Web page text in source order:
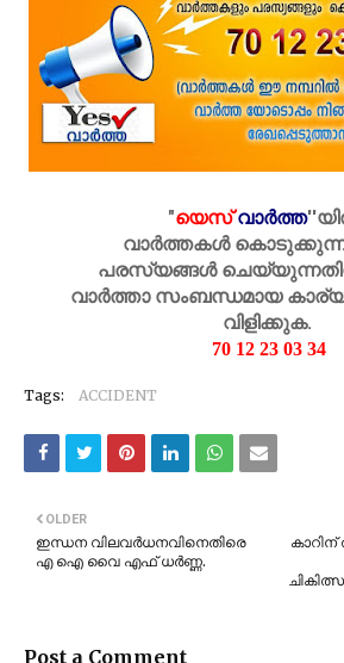
"യെസ് വാർത്ത''
വാർത്തകൾ
പരസ്യങ്ങൾ
വാർത്താ സംബന്ധമായ
വിളിക്കുക.
70 12 23 03 34
Tags: ACCIDENT
കാറിന്
OLDER
ഇന്ധന വിലവർധനവിനെതിരെ
എ ഐ വൈ എഫ് ധർണ്ണ.
Post a Comment